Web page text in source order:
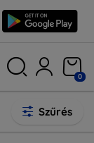
0
Szűrés